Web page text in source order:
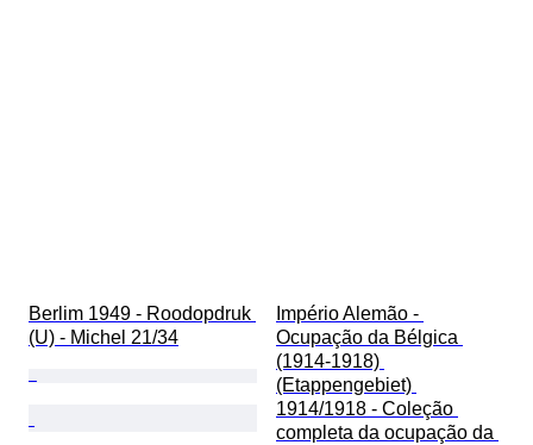
Berlim 1949 - Roodopdruk
(U) - Michel 21/34
Império Alemão -
Ocupação da Bélgica
(1914-1918)
(Etappengebiet)
1914/1918 - Coleção
completa da ocupação da